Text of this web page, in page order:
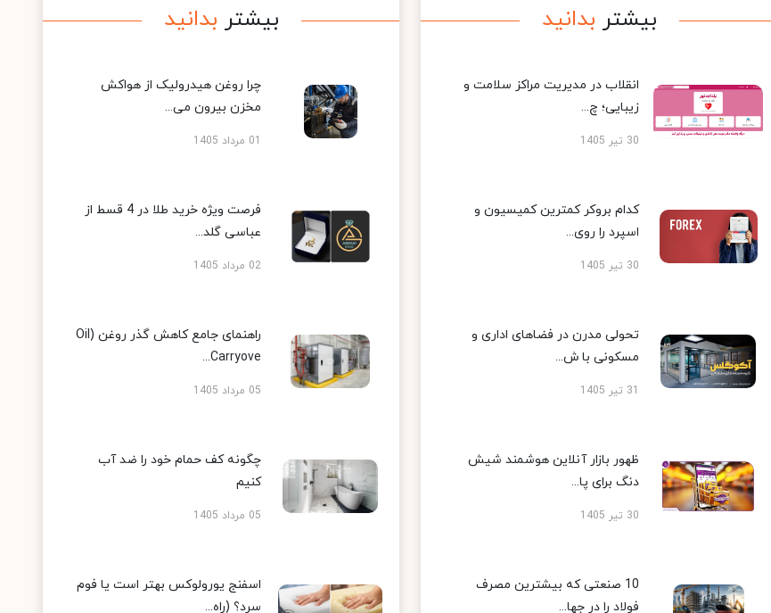
بیشتر بدانید
انقلاب در مدیریت مراکز سلامت و
زیبایی؛ چ...
30 تیر 1405
کدام بروکر کمترین کمیسیون و
اسپرد را روی...
30 تیر 1405
تحولی مدرن در فضاهای اداری و
مسکونی با ش...
31 تیر 1405
ظهور بازار آنلاین هوشمند شیش
دنگ برای پا...
30 تیر 1405
10 صنعتی که بیشترین مصرف
فولاد را در جها...
بیشتر بدانید
چرا روغن هیدرولیک از هواکش
مخزن بیرون می...
01 مرداد 1405
فرصت ویژه خرید طلا در 4 قسط از
عباسی گلد...
02 مرداد 1405
راهنمای جامع کاهش گذر روغن (Oil
Carryove...
05 مرداد 1405
چگونه کف حمام خود را ضد آب
کنیم
05 مرداد 1405
اسفنج یورولوکس بهتر است یا فوم
سرد؟ (راه...